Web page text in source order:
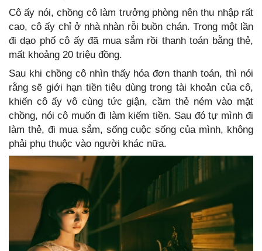
Cô ấy nói, chồng cô làm trưởng phòng nên thu nhập rất
cao, cô ấy chỉ ở nhà nhàn rỗi buồn chán. Trong một lần
đi dạo phố cô ấy đã mua sắm rồi thanh toán bằng thẻ,
mất khoảng 20 triệu đồng.
Sau khi chồng cô nhìn thấy hóa đơn thanh toán, thì nói
rằng sẽ giới hạn tiền tiêu dùng trong tài khoản của cô,
khiến cô ấy vô cùng tức giận, cầm thẻ ném vào mặt
chồng, nói cô muốn đi làm kiếm tiền. Sau đó tự mình đi
làm thẻ, đi mua sắm, sống cuộc sống của mình, không
phải phụ thuộc vào người khác nữa.